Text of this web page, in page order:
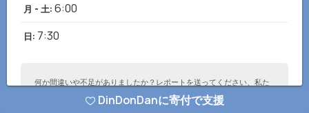
月 - 土: 6:00
日: 7:30
何か間違いや不足がありましたか？レポートを送ってください、私た
DinDonDanに寄付で支援